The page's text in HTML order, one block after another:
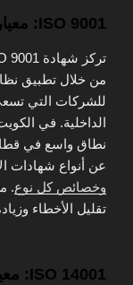
ISO 9001: معيار إدارة الجودة.
من خلال تطبيق
للشركات التي
نطاق واسع في
عن أنواع شهادات
وخصائص كل نوع.
تقليل الأخطاء
ISO 14001: معيار إدارة البيئة.